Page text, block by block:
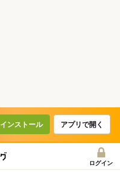
インストール アプリで開く
ログイン